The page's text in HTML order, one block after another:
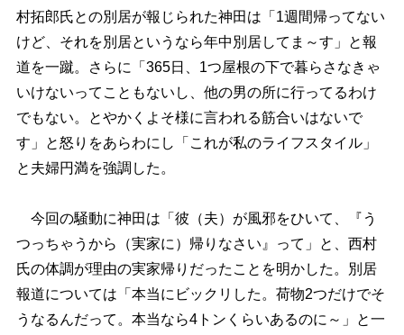
村拓郎氏との別居が報じられた神田は「1週間帰ってない
けど、それを別居というなら年中別居してま～す」と報
道を一蹴。さらに「365日、1つ屋根の下で暮らさなきゃ
いけないってこともないし、他の男の所に行ってるわけ
でもない。とやかくよそ様に言われる筋合いはないで
す」と怒りをあらわにし「これが私のライフスタイル」
と夫婦円満を強調した。
今回の騒動に神田は「彼（夫）が風邪をひいて、『う
つっちゃうから（実家に）帰りなさい』って」と、西村
氏の体調が理由の実家帰りだったことを明かした。別居
報道については「本当にビックリした。荷物2つだけでそ
うなるんだって。本当なら4トンくらいあるのに～」と一